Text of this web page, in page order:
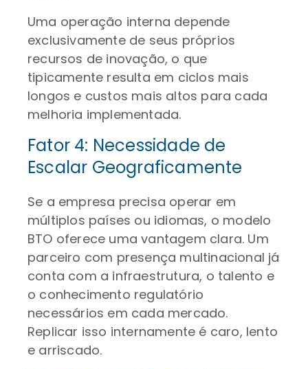
Uma operação interna depende
exclusivamente de seus próprios
recursos de inovação, o que
tipicamente resulta em ciclos mais
longos e custos mais altos para cada
melhoria implementada.
Fator 4: Necessidade de
Escalar Geograficamente
Se a empresa precisa operar em
múltiplos países ou idiomas, o modelo
BTO oferece uma vantagem clara. Um
parceiro com presença multinacional já
conta com a infraestrutura, o talento e
o conhecimento regulatório
necessários em cada mercado.
Replicar isso internamente é caro, lento
e arriscado.